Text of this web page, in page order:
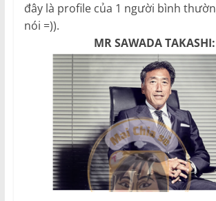
đây là profile của 1 người bình
nói =)).
MR SAWADA TAKASHI: